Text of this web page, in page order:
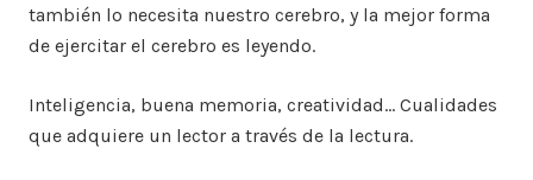
también lo necesita nuestro cerebro, y la mejor forma
de ejercitar el cerebro es leyendo.
Inteligencia, buena memoria, creatividad… Cualidades
que adquiere un lector a través de la lectura.